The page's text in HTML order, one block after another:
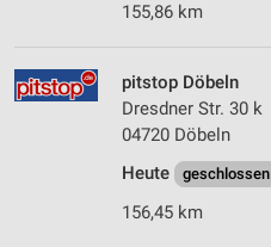
155,86 km
pitstop Döbeln
Dresdner Str. 30 k
04720 Döbeln
Heute
geschlossen
156,45 km